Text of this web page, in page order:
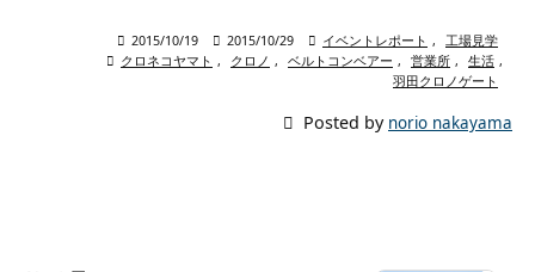
 2015/10/19  2015/10/29  イベントレポート ,
工場見学
 クロネコヤマト , クロノ , ベルトコンベアー , 営業所 , 生活 ,
羽田クロノゲート
 Posted by norio nakayama